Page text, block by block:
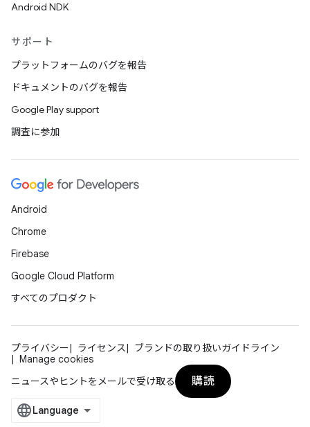
Android NDK
サポート
プラットフォームのバグを報告
ドキュメントのバグを報告
Google Play support
調査に参加
Android
Chrome
Firebase
Google Cloud Platform
すべてのプロダクト
プライバシー ライセンス
ブランドの取り扱いガイドライン
Manage cookies
ニュースやヒントをメールで受け取る
購読